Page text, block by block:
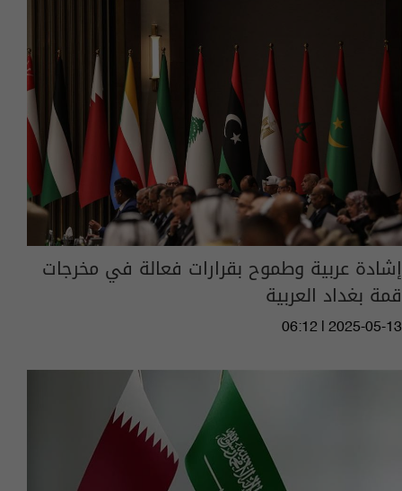
إشادة عربية وطموح بقرارات فعالة في مخرجات
قمة بغداد العربية
06:12 | 2025-05-13